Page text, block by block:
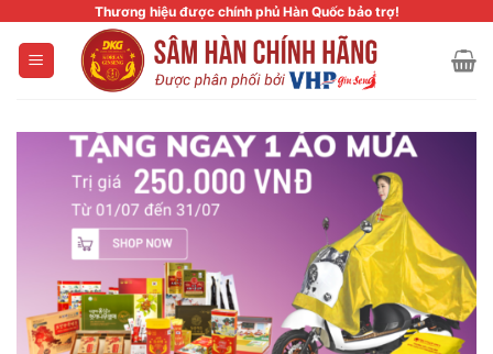
content
Thương hiệu được chính phủ Hàn Quốc bảo trợ!